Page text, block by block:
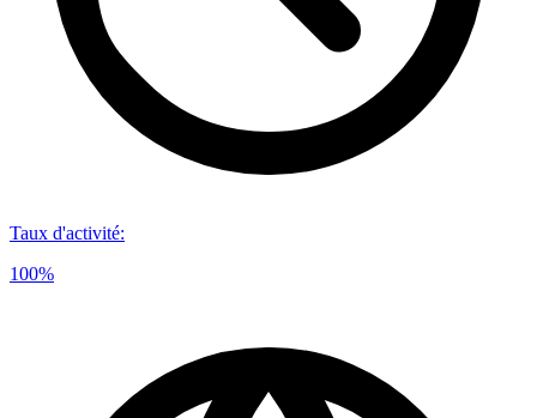
Taux d'activité:
100%